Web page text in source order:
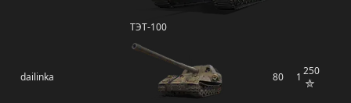
ТЭТ-100
dailinka 80 1 250